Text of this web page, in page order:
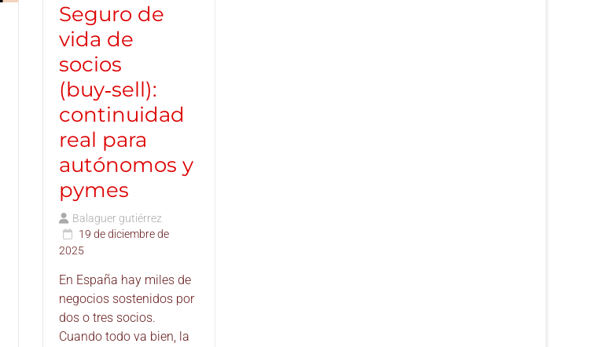
Seguro de
vida de
socios
(buy‑sell):
continuidad
real para
autónomos y
pymes
Balaguer gutiérrez
19 de diciembre de
2025
En España hay miles de
negocios sostenidos por
dos o tres socios.
Cuando todo va bien, la